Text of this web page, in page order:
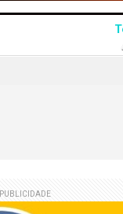
PUBLICIDADE